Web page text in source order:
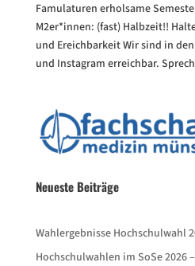
Famulaturen erholsame
M2er*innen: (fast) Halbzeit!!
und Ereichbarkeit Wir sind in
und Instagram erreichbar.
Neueste Beiträge
Wahlergebnisse Hochschulwahl
Hochschulwahlen im SoSe 2026